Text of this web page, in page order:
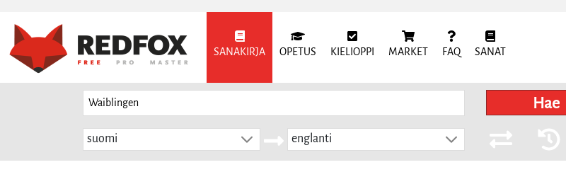
SANAKIRJA OPETUS KIELIOPPI MARKET FAQ SANAT
Hae
suomi englanti